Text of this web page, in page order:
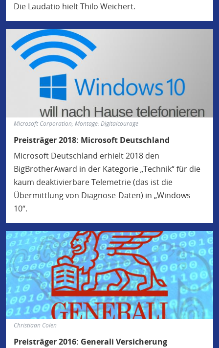
Die Laudatio hielt Thilo Weichert.
Preisträger 2018: Microsoft Deutschland
Microsoft Corporation; Montage: Digitalcourage
Microsoft Deutschland erhielt 2018 den
BigBrotherAward in der Kategorie „Technik“ für die
kaum deaktivierbare Telemetrie (das ist die
Übermittlung von Diagnose-Daten) in „Windows
10“.
Preisträger 2016: Generali Versicherung
Christiaan Colen